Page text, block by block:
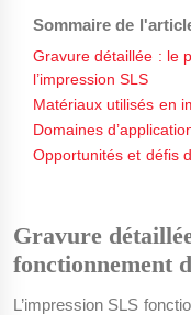
Sommaire de
Gravure détaillée : le
l’impression SLS
Matériaux utilisés en
Domaines
Opportunités et défis
Gravure
fonctionnement
L’impression SLS